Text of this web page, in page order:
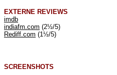
EXTERNE REVIEWS
imdb
indiafm.com (2½/5)
Rediff.com (1½/5)
SCREENSHOTS